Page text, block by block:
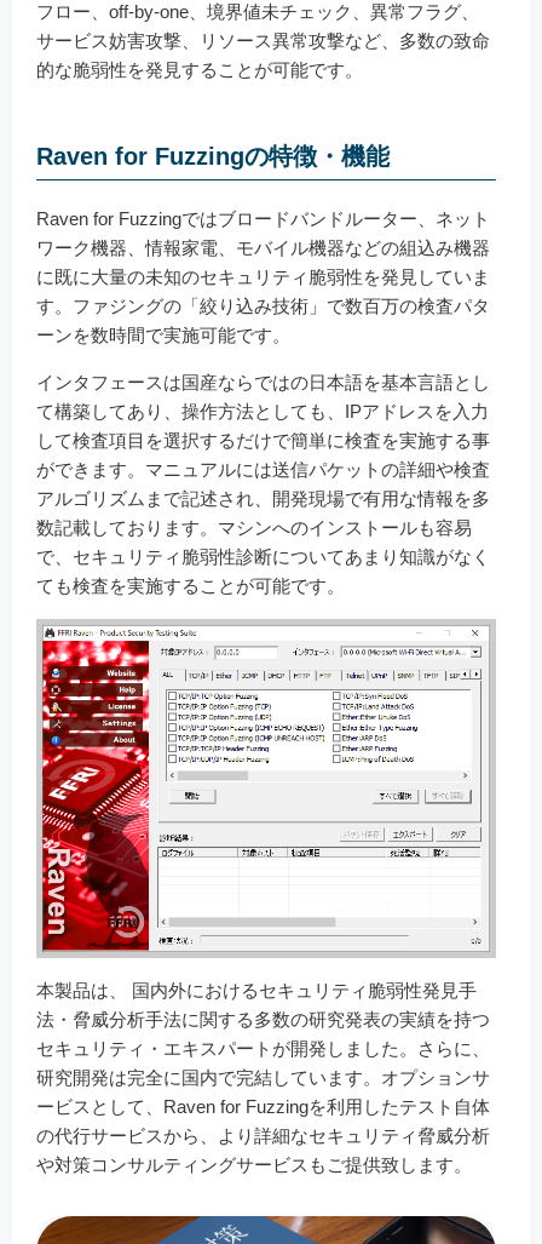
フロー、off-by-one、境界値未チェック、異常フラグ、
サービス妨害攻撃、リソース異常攻撃など、多数の致命
的な脆弱性を発見することが可能です。
Raven for Fuzzingの特徴・機能
Raven for Fuzzingではブロードバンドルーター、ネット
ワーク機器、情報家電、モバイル機器などの組込み機器
に既に大量の未知のセキュリティ脆弱性を発見していま
す。ファジングの「絞り込み技術」で数百万の検査パタ
ーンを数時間で実施可能です。
インタフェースは国産ならではの日本語を基本言語とし
て構築してあり、操作方法としても、IPアドレスを入力
して検査項目を選択するだけで簡単に検査を実施する事
ができます。マニュアルには送信パケットの詳細や検査
アルゴリズムまで記述され、開発現場で有用な情報を多
数記載しております。マシンへのインストールも容易
で、セキュリティ脆弱性診断についてあまり知識がなく
ても検査を実施することが可能です。
本製品は、 国内外におけるセキュリティ脆弱性発見手
法・脅威分析手法に関する多数の研究発表の実績を持つ
セキュリティ・エキスパートが開発しました。さらに、
研究開発は完全に国内で完結しています。オプションサ
ービスとして、Raven for Fuzzingを利用したテスト自体
の代行サービスから、より詳細なセキュリティ脅威分析
や対策コンサルティングサービスもご提供致します。